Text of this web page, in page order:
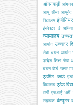
आंगनबाड़ी
आयु सीमा आयुर्वेद
विद्यालय इंजीनियर
इंस्पेक्टर ई
न्यायालय
आयोग उच्चतर
सेवा चयन आयोग
प्रदेश शिक्षा सेवा
चयन बोर्ड उत्तर
एडमिट कार्ड
विद्यालय एडेड
भर्ती एसआई भर्ती
सहायक कंप्यूटर